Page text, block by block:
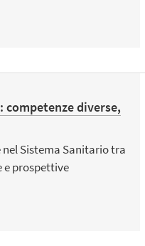
competenze diverse,
Sistema Sanitario tra
e prospettive